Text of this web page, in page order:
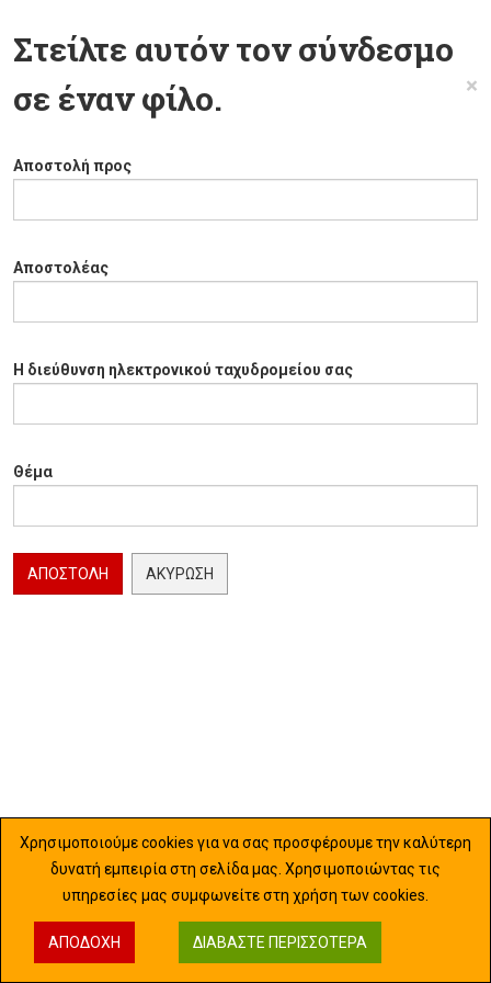
Στείλτε αυτόν τον σύνδεσμο
σε έναν φίλο.
×
Αποστολή προς
Αποστολέας
Η διεύθυνση ηλεκτρονικού ταχυδρομείου σας
Θέμα
ΑΠΟΣΤΟΛΉ ΑΚΎΡΩΣΗ
Χρησιμοποιούμε cookies για να σας προσφέρουμε την καλύτερη
δυνατή εμπειρία στη σελίδα μας. Χρησιμοποιώντας τις
υπηρεσίες μας συμφωνείτε στη χρήση των cookies.
ΑΠΟΔΟΧΉ ΔΙΑΒΆΣΤΕ ΠΕΡΙΣΣΌΤΕΡΑ